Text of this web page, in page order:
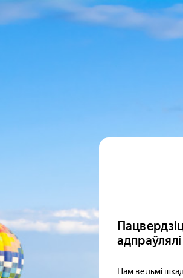
Нам вельмі